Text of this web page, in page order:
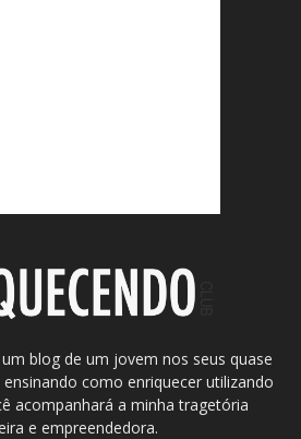
blog de um jovem nos seus quase
como enriquecer utilizando
acompanhará a minha tragetória
e empreendedora.